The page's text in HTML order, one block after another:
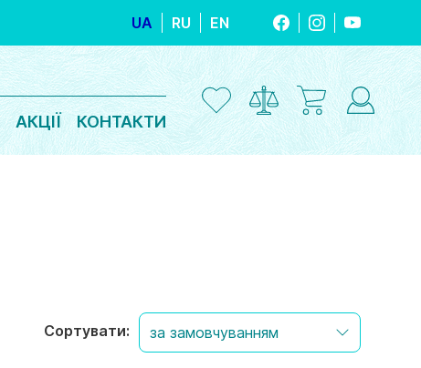
UA RU EN FACEBOOK
INSTAGRAM
YOUTUBE
АКЦІЇ КОНТАКТИ
Сортувати: